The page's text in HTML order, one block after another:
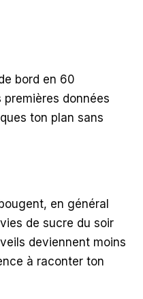
bord en 60
premières données
ton plan sans
en général
de sucre du soir
deviennent moins
à raconter ton